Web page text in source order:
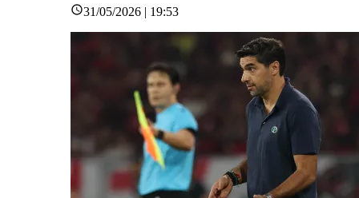
31/05/2026 | 19:53